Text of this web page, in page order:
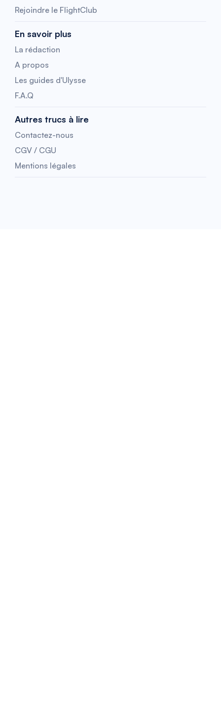
Rejoindre le FlightClub
En savoir plus
La rédaction
A propos
Les guides d'Ulysse
F.A.Q
Autres trucs à lire
Contactez-nous
CGV / CGU
Mentions légales